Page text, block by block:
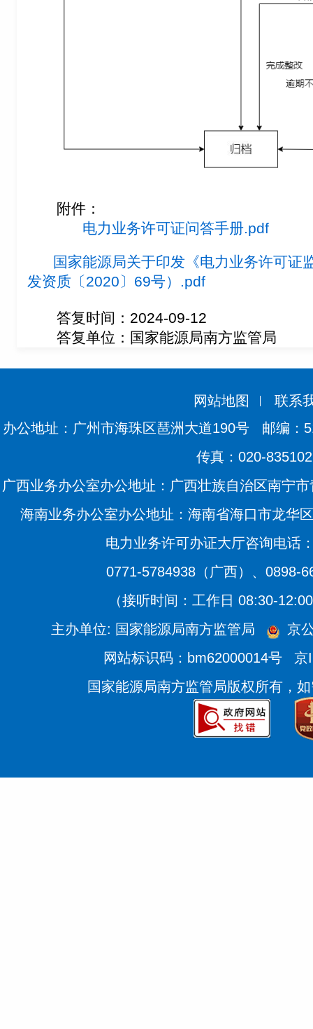
附件：
电力业务许可证问答手册.pdf
国家能源局关于印发《电力业务许可证
发资质〔2020〕69号）.pdf
答复时间：2024-09-12
答复单位：国家能源局南方监管局
网站地图
联系
办公地址：广州市海珠区琶洲大道190号
邮编：
传真：020-
广西业务办公室办公地址：广西壮族自治区南宁
海南业务办公室办公地址：海南省海口市龙华
电力业务许可办证大厅咨询电话
0771-5784938（广西）、0898-
（接听时间：工作日 08:30-
主办单位: 国家能源局南方监管局
京
网站标识码：bm62000014号
京
国家能源局南方监管局版权所有，